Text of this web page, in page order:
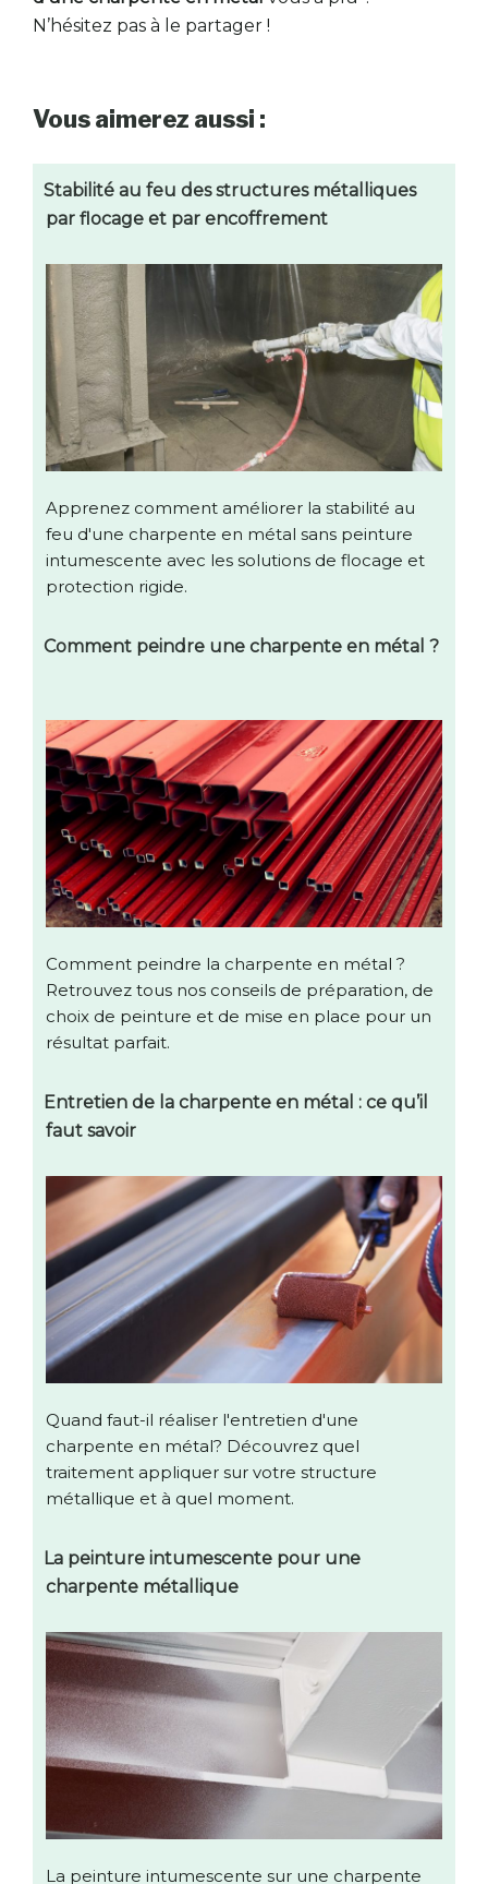
N’hésitez pas à le partager !
Vous aimerez aussi :
Stabilité au feu des structures métalliques
par flocage et par encoffrement
Apprenez comment améliorer la stabilité au
feu d'une charpente en métal sans peinture
intumescente avec les solutions de flocage et
protection rigide.
Comment peindre une charpente en métal ?
Comment peindre la charpente en métal ?
Retrouvez tous nos conseils de préparation, de
choix de peinture et de mise en place pour un
résultat parfait.
Entretien de la charpente en métal : ce qu’il
faut savoir
Quand faut-il réaliser l'entretien d'une
charpente en métal? Découvrez quel
traitement appliquer sur votre structure
métallique et à quel moment.
La peinture intumescente pour une
charpente métallique
La peinture intumescente sur une charpente